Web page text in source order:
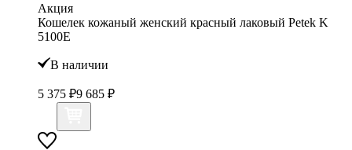
Акция
Кошелек кожаный женский красный лаковый Petek K
5100Е
В наличии
5 375 ₽9 685 ₽